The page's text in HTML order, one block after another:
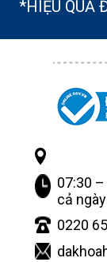
*HIỆU QUẢ
07:30
cả
0220